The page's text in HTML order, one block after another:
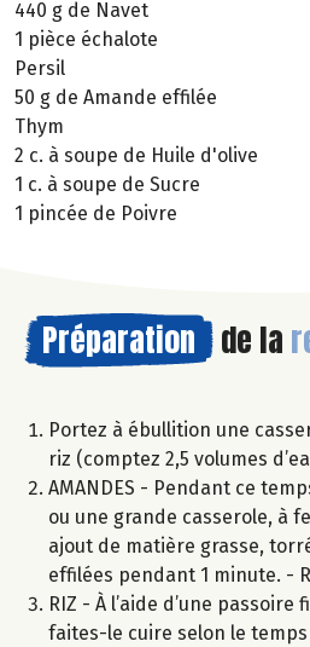
440 g de Navet
1 pièce échalote
Persil
50 g de Amande effilée
Thym
2 c. à soupe de Huile d'olive
1 c. à soupe de Sucre
1 pincée de Poivre
Préparation de la
Portez à ébullition une
riz (comptez 2,5 volumes
AMANDES - Pendant ce
ou une grande casserole, à
ajout de matière grasse,
effilées pendant 1 minute. -
RIZ - À l’aide d’une
faites-le cuire selon le